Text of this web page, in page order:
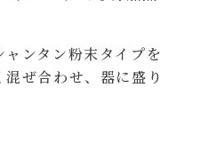
ンタン粉末タイプを
ぜ合わせ、器に盛り